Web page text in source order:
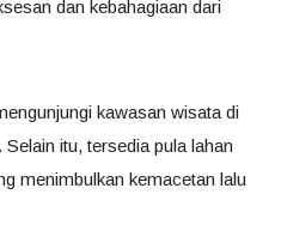
dan kebahagiaan dari
kawasan wisata di
itu, tersedia pula lahan
menimbulkan kemacetan lalu